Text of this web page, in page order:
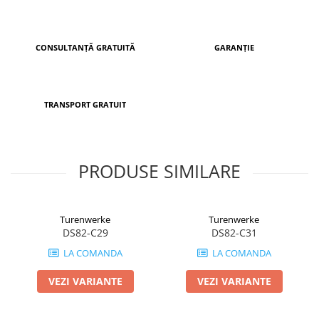
CONSULTANȚĂ GRATUITĂ GARANȚIE
TRANSPORT GRATUIT
PRODUSE SIMILARE
Turenwerke
DS82-C29
LA COMANDA
VEZI VARIANTE
Turenwerke
DS82-C31
LA COMANDA
VEZI VARIANTE